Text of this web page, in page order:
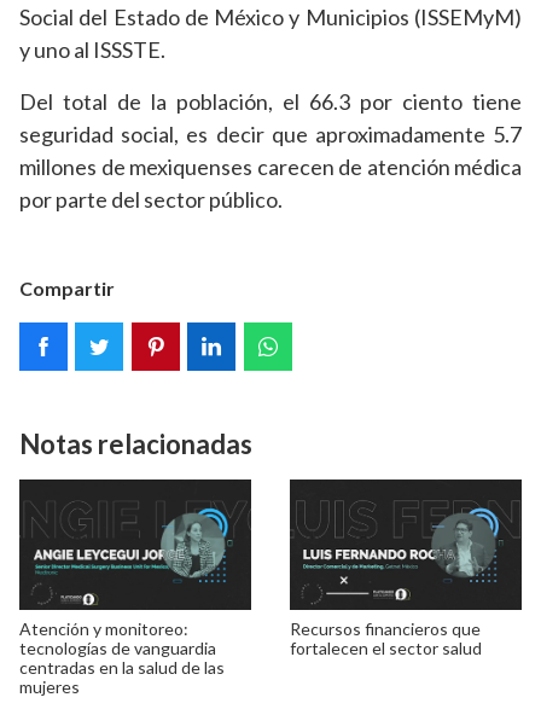
Social del Estado de México y Municipios (ISSEMyM)
y uno al ISSSTE.
Del total de la población, el 66.3 por ciento tiene
seguridad social, es decir que aproximadamente 5.7
millones de mexiquenses carecen de atención médica
por parte del sector público.
Compartir
Notas relacionadas
Atención y monitoreo:
tecnologías de vanguardia
centradas en la salud de las
mujeres
Recursos financieros que
fortalecen el sector salud